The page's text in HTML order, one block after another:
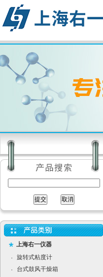
上海右一仪器
·
旋转式粘度计
·
台式鼓风干燥箱